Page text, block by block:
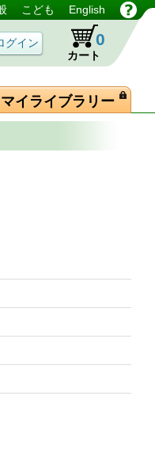
こども English
カート
0
マイライブラリー